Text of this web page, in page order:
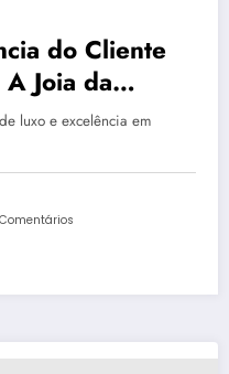
do Cliente
Joia da
luxo e excelência em